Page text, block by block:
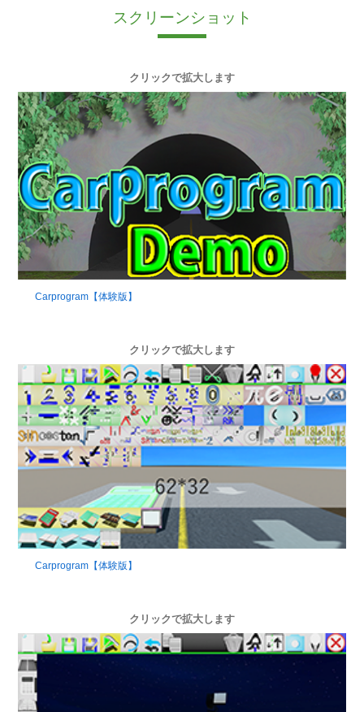
スクリーンショット
クリックで拡大します
Carprogram【体験版】
クリックで拡大します
Carprogram【体験版】
クリックで拡大します